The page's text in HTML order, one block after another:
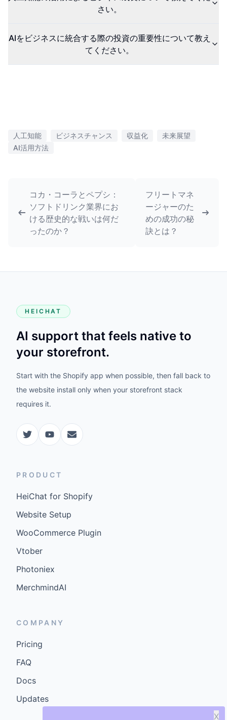
さい。
AIをビジネスに統合する際の投資の重要性について教え
てください。
X
人工知能 ビジネスチャンス 収益化
未来展望
AI活用方法
コカ・コーラとペプシ：
ソフトドリンク業界にお
ける歴史的な戦いは何だ
ったのか？
フリートマネ
ージャーのた
めの成功の秘
訣とは？
HEICHAT
AI support that feels native to
your storefront.
Start with the Shopify app when possible, then fall back to
the website install only when your storefront stack
requires it.
PRODUCT
HeiChat for Shopify
Website Setup
WooCommerce Plugin
Vtober
Photoniex
MerchmindAI
COMPANY
Pricing
FAQ
Docs
Updates